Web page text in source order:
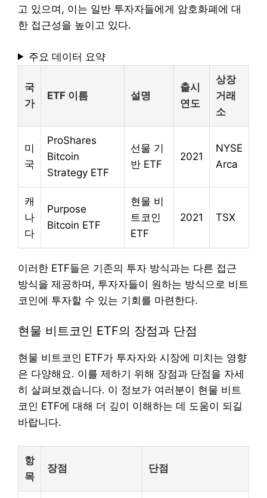
고 있으며, 이는 일반 투자자들에게 암호화폐에 대
한 접근성을 높이고 있다.
주요 데이터 요약
국
가
ETF 이름 설명
출시
연도
상장
거래
소
미
국
ProShares
Bitcoin
Strategy ETF
선물 기
반 ETF
2021
NYSE
Arca
캐
나
다
Purpose
Bitcoin ETF
현물 비
트코인
ETF
2021 TSX
이러한 ETF들은 기존의 투자 방식과는 다른 접근
방식을 제공하며, 투자자들이 원하는 방식으로 비트
코인에 투자할 수 있는 기회를 마련한다.
현물 비트코인 ETF의 장점과 단점
현물 비트코인 ETF가 투자자와 시장에 미치는 영향
은 다양해요. 이를 제하기 위해 장점과 단점을 자세
히 살펴보겠습니다. 이 정보가 여러분이 현물 비트
코인 ETF에 대해 더 깊이 이해하는 데 도움이 되길
바랍니다.
항
목
장점 단점